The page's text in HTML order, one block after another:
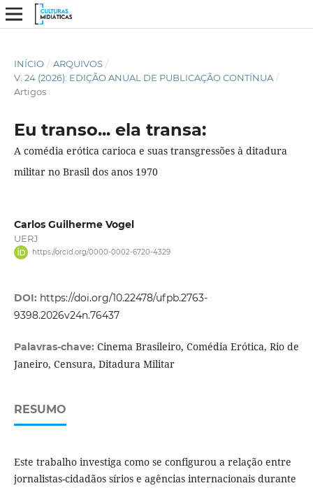
INÍCIO / ARQUIVOS /
V. 24 (2026): EDIÇÃO ANUAL DE PUBLICAÇÃO CONTÍNUA /
Artigos
Eu transo... ela transa:
A comédia erótica carioca e suas transgressões à ditadura
militar no Brasil dos anos 1970
Carlos Guilherme Vogel
UERJ
https://orcid.org/0000-0002-6720-4329
DOI: https://doi.org/10.22478/ufpb.2763-
9398.2026v24n.76437
Palavras-chave: Cinema Brasileiro, Comédia Erótica, Rio de
Janeiro, Censura, Ditadura Militar
RESUMO
Este trabalho investiga como se configurou a relação entre
jornalistas-cidadãos sírios e agências internacionais durante